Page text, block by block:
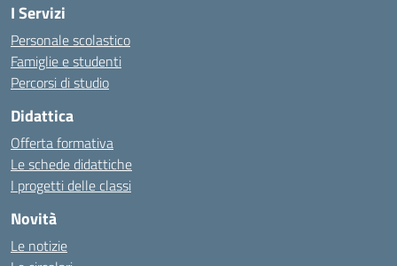
I Servizi
Personale scolastico
Famiglie e studenti
Percorsi di studio
Didattica
Offerta formativa
Le schede didattiche
I progetti delle classi
Novità
Le notizie